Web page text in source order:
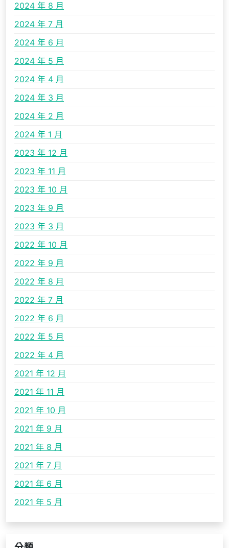
2024 年 8 月
2024 年 7 月
2024 年 6 月
2024 年 5 月
2024 年 4 月
2024 年 3 月
2024 年 2 月
2024 年 1 月
2023 年 12 月
2023 年 11 月
2023 年 10 月
2023 年 9 月
2023 年 3 月
2022 年 10 月
2022 年 9 月
2022 年 8 月
2022 年 7 月
2022 年 6 月
2022 年 5 月
2022 年 4 月
2021 年 12 月
2021 年 11 月
2021 年 10 月
2021 年 9 月
2021 年 8 月
2021 年 7 月
2021 年 6 月
2021 年 5 月